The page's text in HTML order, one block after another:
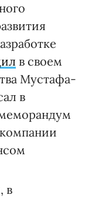
в своем
Мустафа-
в
в